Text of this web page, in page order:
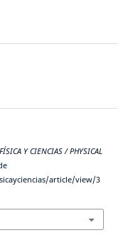
Y CIENCIAS / PHYSICAL
article/view/3